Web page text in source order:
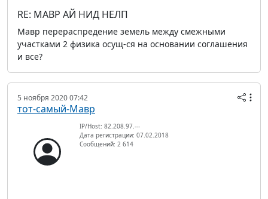
RE: МАВР АЙ НИД НЕЛП
Мавр перераспредение земель между смежными
участками 2 физика осущ-ся на основании соглашения
и все?
5 ноября 2020 07:42
тот-самый-Мавр
IP/Host: 82.208.97.---
Дата регистрации: 07.02.2018
Сообщений: 2 614